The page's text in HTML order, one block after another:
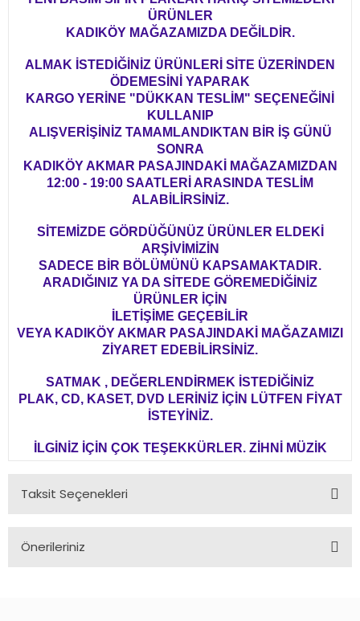
ÜRÜNLER
KADIKÖY MAĞAZAMIZDA DEĞİLDİR.
ALMAK İSTEDİĞİNİZ ÜRÜNLERİ SİTE ÜZERİNDEN
ÖDEMESİNİ YAPARAK
KARGO YERİNE "DÜKKAN TESLİM" SEÇENEĞİNİ
KULLANIP
ALIŞVERİŞİNİZ TAMAMLANDIKTAN BİR İŞ GÜNÜ
SONRA
KADIKÖY AKMAR PASAJINDAKİ MAĞAZAMIZDAN
12:00 - 19:00 SAATLERİ ARASINDA TESLİM
ALABİLİRSİNİZ.
SİTEMİZDE GÖRDÜĞÜNÜZ ÜRÜNLER ELDEKİ
ARŞİVİMİZİN
SADECE BİR BÖLÜMÜNÜ KAPSAMAKTADIR.
ARADIĞINIZ YA DA SİTEDE GÖREMEDİĞİNİZ
ÜRÜNLER İÇİN
İLETİŞİME GEÇEBİLİR
VEYA KADIKÖY AKMAR PASAJINDAKİ MAĞAZAMIZI
ZİYARET EDEBİLİRSİNİZ.
SATMAK , DEĞERLENDİRMEK İSTEDİĞİNİZ
PLAK, CD, KASET, DVD LERİNİZ İÇİN LÜTFEN FİYAT
İSTEYİNİZ.
İLGİNİZ İÇİN ÇOK TEŞEKKÜRLER. ZİHNİ MÜZİK
Taksit Seçenekleri
Önerileriniz